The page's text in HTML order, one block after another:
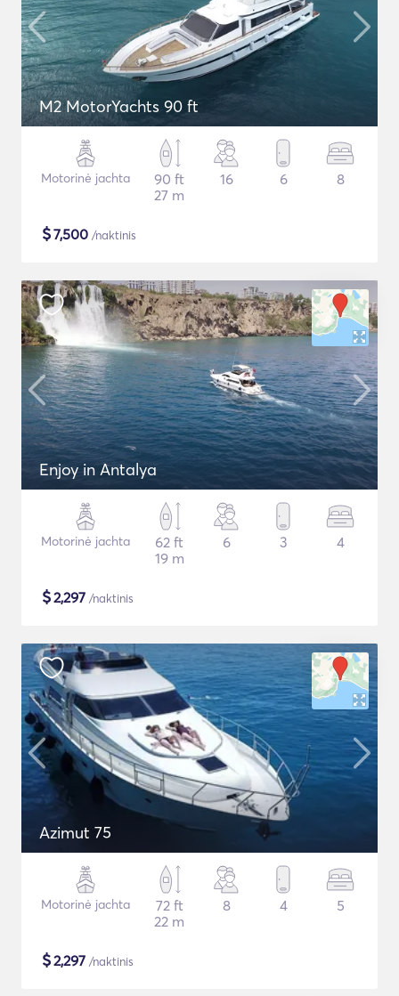
M2 MotorYachts 90 ft
Motorinė jachta
90 ft
27 m
16 6 8
$7,500 /naktinis
Enjoy in Antalya
Motorinė jachta
62 ft
19 m
6 3 4
$2,297 /naktinis
Azimut 75
Motorinė jachta
72 ft
22 m
8 4 5
$2,297 /naktinis